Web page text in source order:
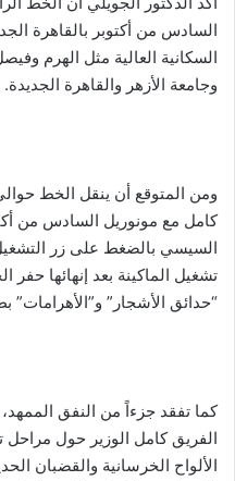
السادس من أكتوبر بالقاهرة
السكانية العالية مثل الهرم
وجامعة الأزهر والقاهرة الجديدة.
كامل مع مونوريل السادس من
السيسي بالضغط على زر
تشغيل الماكينة بعد إنهائها
“حدائق الأشجار” و”الأهرامات” بطول 6.35
كما تفقد جزءاً من النفق
الفريق كامل الوزير حول
الألواح الخرسانية والقضبان